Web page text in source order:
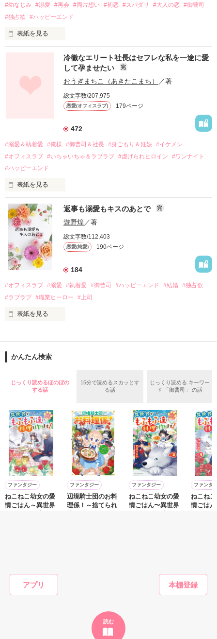
アプリ
読む
#幼なじみ #溺愛 #再会 #両片想い #初恋 #スパダリ #大人の恋 #御曹司
#独占欲
#ハッピーエンド
表紙を見る
幼なじみの哲平に淡い恋心を抱いていた美桜。
しかし、ある出来事をきっかけに二人の関係は壊れてしまう。
関係修復もできないまま、美桜は両親の離婚によって
引っ越すことになり、哲平とも離れ離れになった。
それから約十二年後。
過去の傷から、二度と会いたくないと思っていた哲平に
運命のような再会を果たす。
酔った勢いで一夜を共にしてしまった。
さらに、美桜が初めてだと知った哲平は
『責任をとる、結婚しよう』と真っ直ぐに告げてきた。
戸惑う美桜とは裏腹に、好きという気持ちを隠すことなく
甘やかしてくる。
そんなある日、哲平は美桜がストーカー被害に
遭っていることを知る。
美桜を守るため、哲平は同居を提案してきて――。
夏木美桜(なつきみお)
鳴海哲平 (なるみてっぺい)
2026.6.5～2026.7.25
＊以前、公開していた話の改稿版です＊
作品を読む
冷徹なエリート社長はセフレな私を一途に愛
して孕ませたい
完
おうぎまちこ（あきたこまち） ／著
総文字数/207,975
恋愛(オフィスラブ) 179ページ
472
#溺愛＆執着愛 #俺様 #御曹司＆社長 #身ごもり＆妊娠 #イケメン
#オフィスラブ #いちゃいちゃ＆ラブラブ #虐げられヒロイン
#ワンナイト
#ハッピーエンド
表紙を見る
おかしな噂を流されて前の職場でうまくいかなかった梅田美
桜は、海外で傷心旅行をしていたところ、日本人美青年と出会
い、酒の勢いもあり一夜限りの関係となる。
帰国後、美桜は新しい職場でワンナイトした美青年と再会。
なんと彼の正体は、とある財閥御曹司にも関わらず、一族を離
れて起業した新進気鋭の実業家、社内でも冷徹だと評判な社長
――御影恭司その人だったのだ――！
なぜか恭司から飼い猫の世話係を命じられた美桜は、猫の世
の関係となってしまい――？
返事も溺愛もキスのあとで 完
遊野煌／著
総文字数/112,403
恋愛(純愛) 190ページ
184
#オフィスラブ #溺愛 #執着愛 #御曹司 #ハッピーエンド #結婚 #独占欲
#ラブラブ #職業ヒーロー #上司
表紙を見る
ションの企画戦略室で働いている。
めた、同期で恋人の石垣守（26）がいるのだが、後輩の姫原由
いた。
守と由羅から『便利屋雛子』と馬鹿にされ、一人こっそり泣い
た上、同居まで提案してきて──？
鷹哉『宜しくな、俺の雛子』🦅
雛子『俺の……ひぃ、雛子？！！！』🐥
シゴデキで冷徹な上司が見せる素顔は、なぜか想像以上に甘く
て……🐥💓🦅
※表紙も作中使用の画像も全てフリー素材です。
※執筆期間2026.6.3〜7.20完結です。
かんたん検索
じっくり読めるほのぼの
する話
15分で読めるスカッとす
る話
じっくり読める キーワー
ド 「御曹司」 の話
ファンタジー
ねこねこ幼女の愛
情ごはん～異世界
ファンタジー
辺境騎士団のお料
理係！～捨てられ
ファンタジー
ねこねこ幼女の愛
情ごはん〜異世界
ファンタ
ねこね
情ごは
かんたん検索の条件を変える